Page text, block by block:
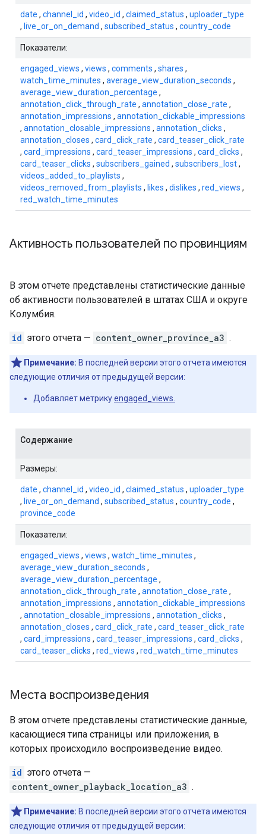
date , channel_id , video_id , claimed_status , uploader_type
, live_or_on_demand , subscribed_status , country_code
Показатели:
engaged_views , views , comments , shares ,
watch_time_minutes , average_view_duration_seconds ,
average_view_duration_percentage ,
annotation_click_through_rate , annotation_close_rate ,
annotation_impressions , annotation_clickable_impressions
, annotation_closable_impressions , annotation_clicks ,
annotation_closes , card_click_rate , card_teaser_click_rate
, card_impressions , card_teaser_impressions , card_clicks ,
card_teaser_clicks , subscribers_gained , subscribers_lost,
videos_added_to_playlists ,
videos_removed_from_playlists , likes , dislikes , red_views ,
red_watch_time_minutes
Активность пользователей по провинциям
В этом отчете представлены статистические данные
об активности пользователей в штатах США и округе
Колумбия.
id этого отчета — content_owner_province_a3 .
Примечание: В последней версии этого отчета имеются
следующие отличия от предыдущей версии:
Добавляет метрикуengaged_views.
Содержание
Размеры:
date , channel_id , video_id , claimed_status , uploader_type
, live_or_on_demand , subscribed_status , country_code ,
province_code
Показатели:
engaged_views , views , watch_time_minutes ,
average_view_duration_seconds ,
average_view_duration_percentage ,
annotation_click_through_rate , annotation_close_rate ,
annotation_impressions , annotation_clickable_impressions
, annotation_closable_impressions , annotation_clicks ,
annotation_closes , card_click_rate , card_teaser_click_rate
, card_impressions , card_teaser_impressions , card_clicks ,
card_teaser_clicks , red_views , red_watch_time_minutes
Места воспроизведения
В этом отчете представлены статистические данные,
касающиеся типа страницы или приложения, в
которых происходило воспроизведение видео.
id этого отчета —
content_owner_playback_location_a3 .
Примечание: В последней версии этого отчета имеются
следующие отличия от предыдущей версии: